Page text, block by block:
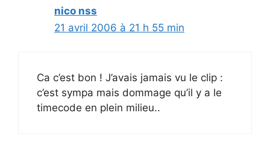
nico nss
21 avril 2006 à 21 h 55 min
Ca c’est bon ! J’avais jamais vu le clip :
c’est sympa mais dommage qu’il y a le
timecode en plein milieu..